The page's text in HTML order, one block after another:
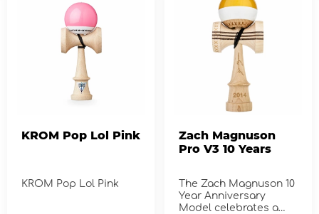
KROM Pop Lol Pink
KROM Pop Lol Pink
Zach Magnuson
Pro V3 10 Years
The Zach Magnuson 10
Year Anniversary
Model celebrates a